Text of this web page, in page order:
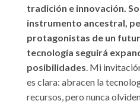
tradición e innovación.
instrumento ancestral,
protagonistas de un
tecnología seguirá
posibilidades. Mi
es clara: abracen la
recursos, pero nunca